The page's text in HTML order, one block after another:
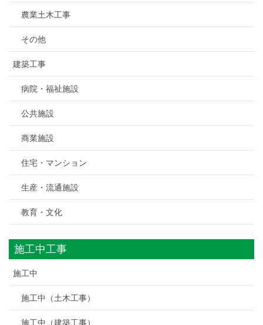
農業土木工事
その他
建築工事
病院・福祉施設
公共施設
商業施設
住宅・マンション
生産・流通施設
教育・文化
施工中工事
施工中
施工中（土木工事）
施工中（建築工事）